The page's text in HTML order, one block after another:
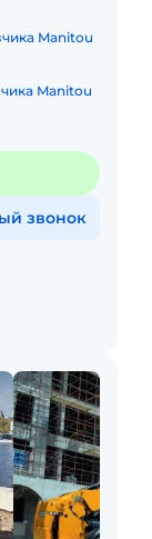
Manitou
Manitou
звонок